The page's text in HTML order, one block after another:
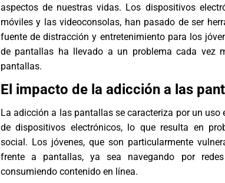
aspectos de nuestras vidas. Los dispositivos
móviles y las videoconsolas, han pasado de ser
fuente de distracción y entretenimiento para los
de pantallas ha llevado a un problema cada vez
pantallas.
El impacto de la adicción a las
La adicción a las pantallas se caracteriza por un
de dispositivos electrónicos, lo que resulta en
social. Los jóvenes, que son particularmente
frente a pantallas, ya sea navegando por
consumiendo contenido en línea.